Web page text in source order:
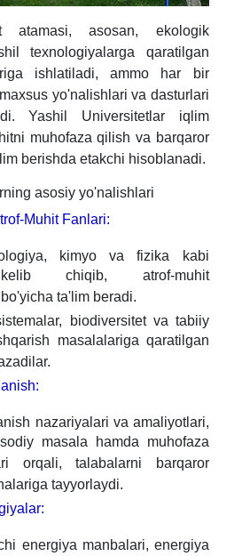
atamasi, asosan, ekologik
texnologiyalarga qaratilgan
ishlatiladi, ammo har bir
yo'nalishlari va dasturlari
Yashil Universitetlar iqlim
muhofaza qilish va barqaror
berishda etakchi hisoblanadi.
asosiy yo'nalishlari
Muhit Fanlari:
kimyo va fizika kabi
chiqib, atrof-muhit
ta'lim beradi.
biodiversitet va tabiiy
masalalariga qaratilgan
nazariyalari va amaliyotlari,
masala hamda muhofaza
orqali, talabalarni barqaror
tayyorlaydi.
energiya manbalari, energiya